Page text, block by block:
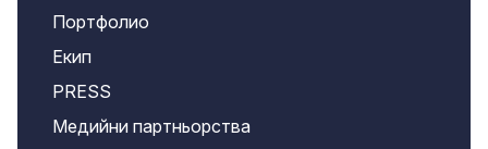
Портфолио
Екип
PRESS
Медийни партньорства